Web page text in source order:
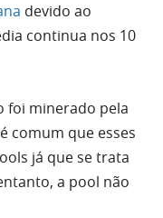
devido ao
continua nos 10
foi minerado pela
comum que esses
já que se trata
a pool não